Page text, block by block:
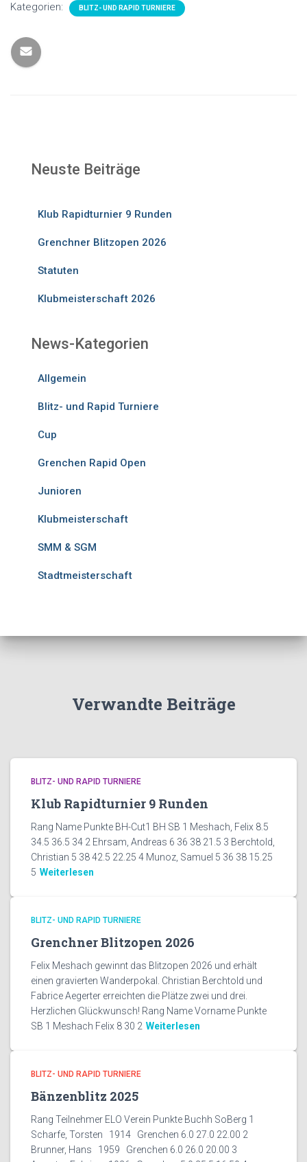
Kategorien: BLITZ- UND RAPID TURNIERE
Neuste Beiträge
Klub Rapidturnier 9 Runden
Grenchner Blitzopen 2026
Statuten
Klubmeisterschaft 2026
News-Kategorien
Allgemein
Blitz- und Rapid Turniere
Cup
Grenchen Rapid Open
Junioren
Klubmeisterschaft
SMM & SGM
Stadtmeisterschaft
Verwandte Beiträge
BLITZ- UND RAPID TURNIERE
Klub Rapidturnier 9 Runden
Rang Name Punkte BH-Cut1 BH SB 1 Meshach, Felix 8.5
34.5 36.5 34 2 Ehrsam, Andreas 6 36 38 21.5 3 Berchtold,
Christian 5 38 42.5 22.25 4 Munoz, Samuel 5 36 38 15.25
5 Weiterlesen
BLITZ- UND RAPID TURNIERE
Grenchner Blitzopen 2026
Felix Meshach gewinnt das Blitzopen 2026 und erhält
einen gravierten Wanderpokal. Christian Berchtold und
Fabrice Aegerter erreichten die Plätze zwei und drei.
Herzlichen Glückwunsch! Rang Name Vorname Punkte
SB 1 Meshach Felix 8 30 2 Weiterlesen
BLITZ- UND RAPID TURNIERE
Bänzenblitz 2025
Rang Teilnehmer ELO Verein Punkte Buchh SoBerg 1
Scharfe, Torsten 1914 Grenchen 6.0 27.0 22.00 2
Brunner, Hans 1959 Grenchen 6.0 26.0 20.00 3